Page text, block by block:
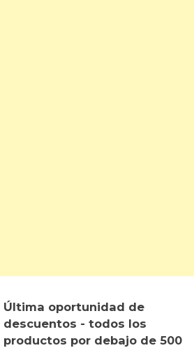
Última oportunidad de
descuentos - todos los
productos por debajo de 500